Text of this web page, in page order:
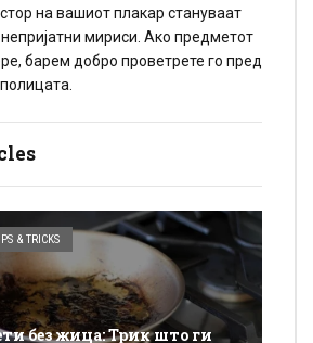
& TRICKS
без жица: Трик што ги
на вашиот плакар стануваат
мириси. Ако предметот
барем добро проветрете го пред